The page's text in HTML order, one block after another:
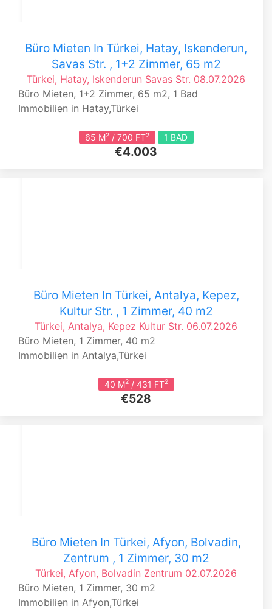
Büro Mieten In Türkei, Hatay, Iskenderun,
Savas Str. , 1+2 Zimmer, 65 m2
Türkei, Hatay, Iskenderun Savas Str. 08.07.2026
Büro Mieten, 1+2 Zimmer, 65 m2, 1 Bad
Immobilien in Hatay,Türkei
65 M2/ 700 FT2 1 BAD
€4.003
Büro Mieten In Türkei, Antalya, Kepez,
Kultur Str. , 1 Zimmer, 40 m2
Türkei, Antalya, Kepez Kultur Str. 06.07.2026
Büro Mieten, 1 Zimmer, 40 m2
Immobilien in Antalya,Türkei
40 M2/ 431 FT2
€528
Büro Mieten In Türkei, Afyon, Bolvadin,
Zentrum , 1 Zimmer, 30 m2
Türkei, Afyon, Bolvadin Zentrum 02.07.2026
Büro Mieten, 1 Zimmer, 30 m2
Immobilien in Afyon,Türkei